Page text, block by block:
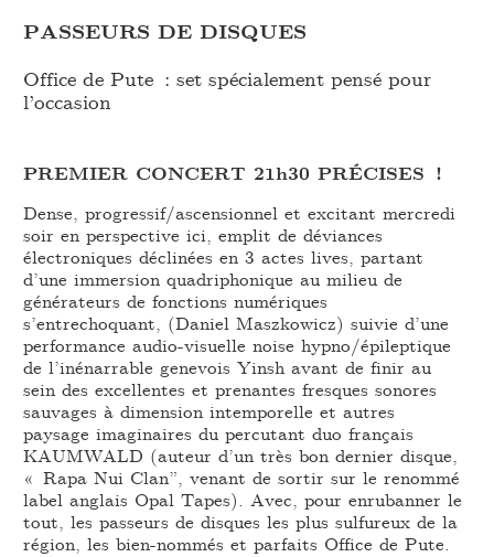
PASSEURS DE DISQUES
Office de Pute : set spécialement pensé pour
l’occasion
PREMIER CONCERT 21h30 PRÉCISES !
Dense, progressif/ascensionnel et excitant mercredi
soir en perspective ici, emplit de déviances
électroniques déclinées en 3 actes lives, partant
d’une immersion quadriphonique au milieu de
générateurs de fonctions numériques
s’entrechoquant, (Daniel Maszkowicz) suivie d’une
performance audio-visuelle noise hypno/épileptique
de l’inénarrable genevois Yinsh avant de finir au
sein des excellentes et prenantes fresques sonores
sauvages à dimension intemporelle et autres
paysage imaginaires du percutant duo français
KAUMWALD (auteur d’un très bon dernier disque,
« Rapa Nui Clan”, venant de sortir sur le renommé
label anglais Opal Tapes). Avec, pour enrubanner le
tout, les passeurs de disques les plus sulfureux de la
région, les bien-nommés et parfaits Office de Pute.